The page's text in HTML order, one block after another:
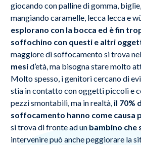
giocando con palline di gomma,
mangiando caramelle, lecca lecca e
esplorano con la bocca ed è fin
soffochino con questi e altri
maggiore di soffocamento si trova
mesid’età, ma bisogna stare molto
Molto spesso, i genitori cercano di
stia in contatto con oggetti piccoli e
pezzi smontabili, ma in realtà, il 70%
soffocamento hanno come causa
si trova di fronte ad un bambino che
intervenire può anche peggiorare la